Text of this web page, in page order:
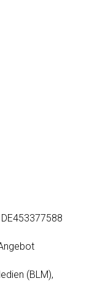
(BLM),